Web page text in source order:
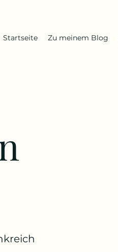
Startseite Zu meinem Blog